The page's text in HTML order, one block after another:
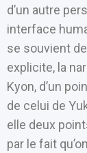
d’un autre
interface
se souvient
explicite, la
Kyon, d’un
de celui de
elle deux
par le fait